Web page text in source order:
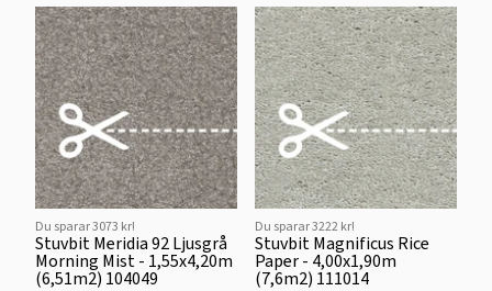
Du sparar 3073 kr!
Stuvbit Meridia 92 Ljusgrå
Morning Mist - 1,55x4,20m
(6,51m2) 104049
Du sparar 3222 kr!
Stuvbit Magnificus Rice
Paper - 4,00x1,90m
(7,6m2) 111014